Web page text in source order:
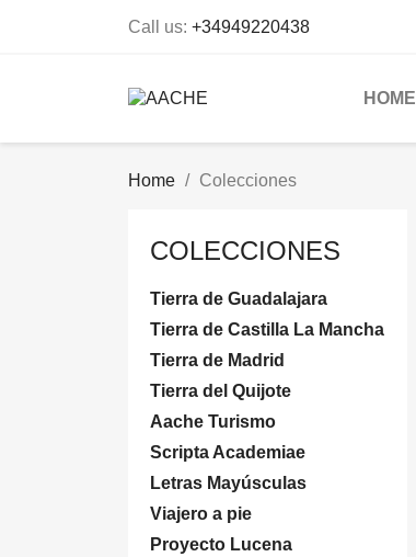
Call us: +34949220438
HOME
Home Colecciones
COLECCIONES
Tierra de Guadalajara
Tierra de Castilla La Mancha
Tierra de Madrid
Tierra del Quijote
Aache Turismo
Scripta Academiae
Letras Mayúsculas
Viajero a pie
Proyecto Lucena